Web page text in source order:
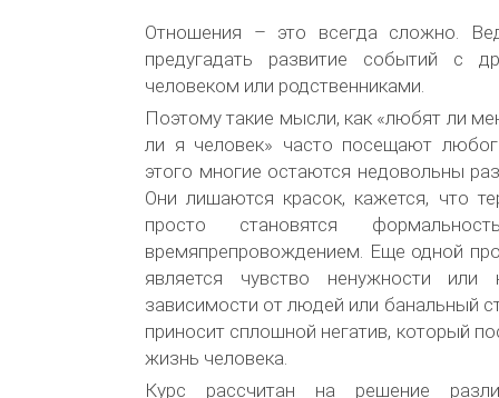
Отношения – это всегда сложно.
предугадать развитие событий с
человеком или родственниками.
Поэтому такие мысли, как «любят ли
ли я человек» часто посещают
этого многие остаются недовольны
Они лишаются красок, кажется, что
просто становятся
времяпрепровождением. Еще одной
является чувство ненужности или
зависимости от людей или банальный
приносит сплошной негатив, который
жизнь человека.
Курс рассчитан на решение